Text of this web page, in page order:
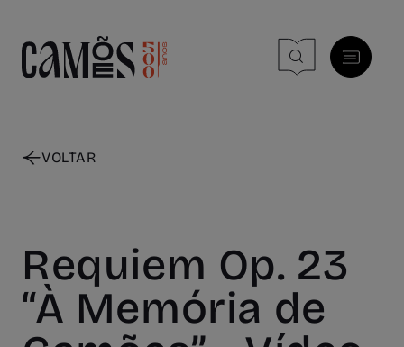
VOLTAR
Requiem Op. 23
“À Memória de